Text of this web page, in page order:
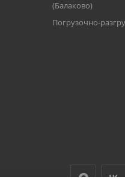
(Балаково)
Погрузочно-